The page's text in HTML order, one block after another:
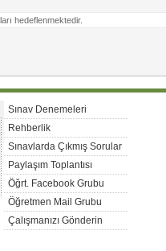
hedeflenmektedir.
Sınav Denemeleri
Rehberlik
Sınavlarda Çıkmış Sorular
Paylaşım Toplantısı
Öğrt. Facebook Grubu
Öğretmen Mail Grubu
Çalışmanızı Gönderin